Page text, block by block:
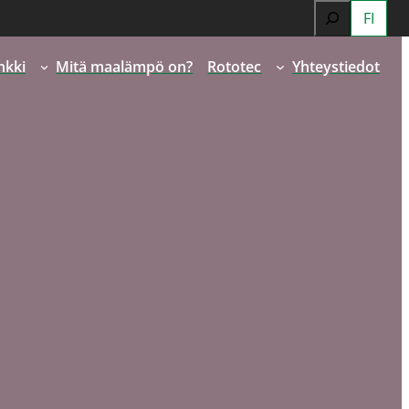
Search
FI
Mitä maalämpö on? Rototec Yhteystiedot